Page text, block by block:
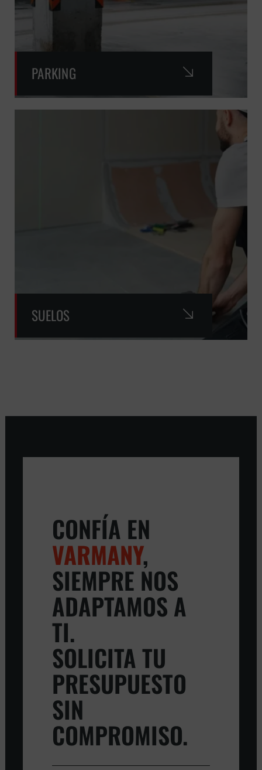
PARKING
SUELOS
CONFÍA EN
VARMANY,
SIEMPRE NOS
ADAPTAMOS A
TI.
SOLICITA TU
PRESUPUESTO
SIN
COMPROMISO.